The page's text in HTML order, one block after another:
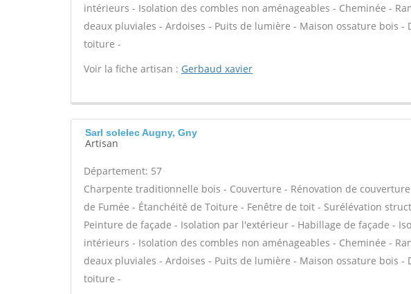
intérieurs - Isolation des combles non aménageables - Cheminée -
deaux pluviales - Ardoises - Puits de lumière - Maison ossature bois -
toiture -
Voir la fiche artisan : Gerbaud xavier
Sarl solelec Augny, Gny
Artisan
Département: 57
Charpente traditionnelle bois - Couverture - Rénovation de
de Fumée - Étanchéité de Toiture - Fenêtre de toit - Surélévation
Peinture de façade - Isolation par l'extérieur - Habillage de façade -
intérieurs - Isolation des combles non aménageables - Cheminée -
deaux pluviales - Ardoises - Puits de lumière - Maison ossature bois -
toiture -